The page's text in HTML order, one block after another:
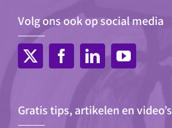
Volg ons ook op social media
Gratis tips, artikelen en video’s